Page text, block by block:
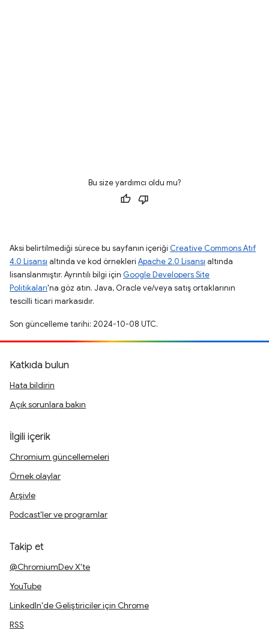
Bu size yardımcı oldu mu?
Aksi belirtilmediği sürece bu sayfanın içeriği Creative Commons Atıf
4.0 Lisansı altında ve kod örnekleri Apache 2.0 Lisansı altında
lisanslanmıştır. Ayrıntılı bilgi için Google Developers Site
Politikaları'na göz atın. Java, Oracle ve/veya satış ortaklarının
tescilli ticari markasıdır.
Son güncelleme tarihi: 2024-10-08 UTC.
Katkıda bulun
Hata bildirin
Açık sorunlara bakın
İlgili içerik
Chromium güncellemeleri
Örnek olaylar
Arşivle
Podcast'ler ve programlar
Takip et
@ChromiumDev X'te
YouTube
LinkedIn'de Geliştiriciler için Chrome
RSS